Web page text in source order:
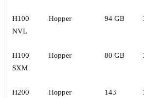
H100
NVL
Hopper 94 GB
H100
SXM
Hopper 80 GB
H200
Hopper
143